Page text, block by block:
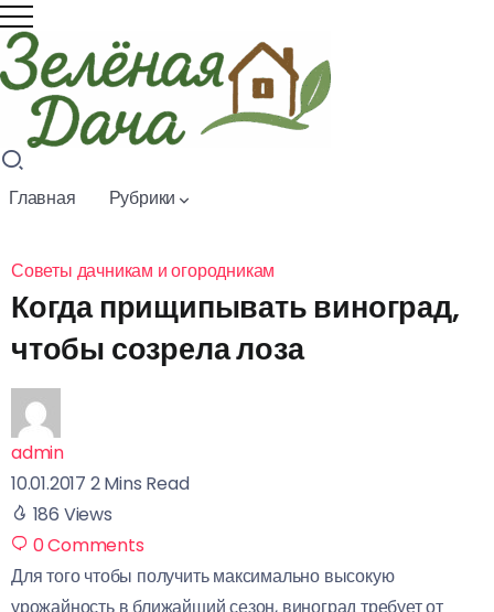
Советы
по
выращи
редиса
гайд для
богатого
урожая
01.08.2026
Главная Рубрики
Советы дачникам и огородникам
Когда прищипывать виноград,
чтобы созрела лоза
admin
10.01.2017 2 Mins Read
186 Views
0Comments
Для того чтобы получить максимально высокую